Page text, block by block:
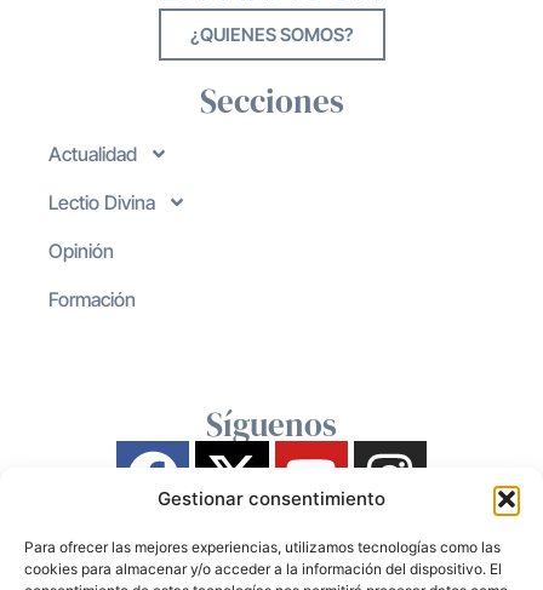
Gestionar consentimiento
Para ofrecer las mejores experiencias, utilizamos tecnologías como las
cookies para almacenar y/o acceder a la información del dispositivo. El
¿QUIENES SOMOS?
Secciones
Actualidad
Lectio Divina
Opinión
Formación
Síguenos